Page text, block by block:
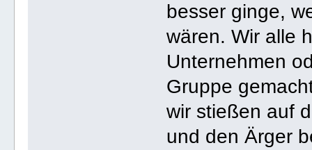
besser ginge,
wären. Wir alle
Unternehmen
Gruppe
wir stießen auf
und den Ärger